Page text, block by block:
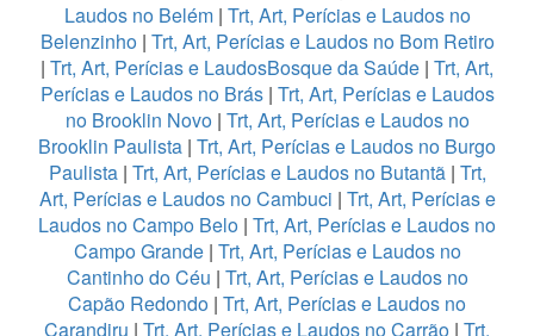
Laudos no Belém| Trt, Art, Perícias e Laudos no
Belenzinho| Trt, Art, Perícias e Laudos no Bom Retiro
| Trt, Art, Perícias e LaudosBosque da Saúde | Trt, Art,
Perícias e Laudos no Brás| Trt, Art, Perícias e Laudos
no Brooklin Novo| Trt, Art, Perícias e Laudos no
Brooklin Paulista | Trt, Art, Perícias e Laudos no Burgo
Paulista| Trt, Art, Perícias e Laudos no Butantã| Trt,
Art, Perícias e Laudos no Cambuci | Trt, Art, Perícias e
Laudos no Campo Belo | Trt, Art, Perícias e Laudos no
Campo Grande| Trt, Art, Perícias e Laudos no
Cantinho do Céu | Trt, Art, Perícias e Laudos no
Capão Redondo | Trt, Art, Perícias e Laudos no
Carandiru | Trt, Art, Perícias e Laudos no Carrão | Trt,